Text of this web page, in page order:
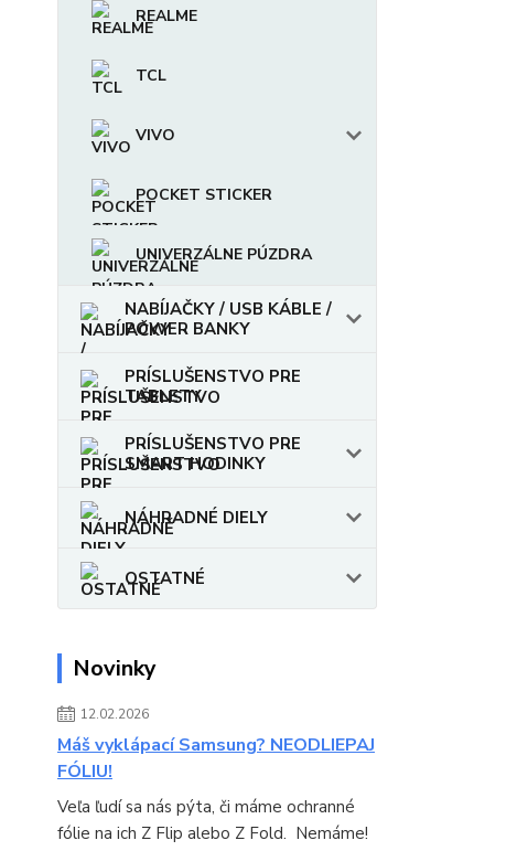
REALME
TCL
VIVO
POCKET STICKER
UNIVERZÁLNE PÚZDRA
NABÍJAČKY / USB KÁBLE /
POWER BANKY
PRÍSLUŠENSTVO PRE
TABLETY
PRÍSLUŠENSTVO PRE
SMART HODINKY
NÁHRADNÉ DIELY
OSTATNÉ
Novinky
12.02.2026
Máš vyklápací Samsung? NEODLIEPAJ
FÓLIU!
Veľa ľudí sa nás pýta, či máme ochranné
fólie na ich Z Flip alebo Z Fold. Nemáme!